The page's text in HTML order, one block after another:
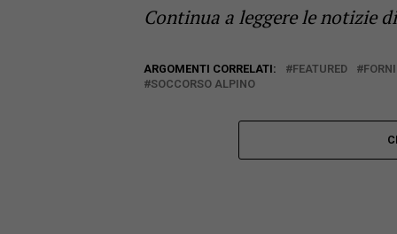
Continua a leggere le notizie
ARGOMENTI CORRELATI: FEATURED
SOCCORSO ALPINO